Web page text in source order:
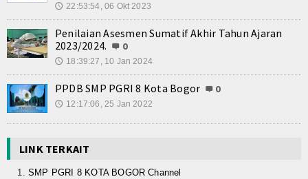
🕔 22:53:54, 06 Okt 2023
Penilaian Asesmen Sumatif Akhir Tahun Ajaran
2023/2024.
0
🕔 18:39:27, 10 Jan 2024
PPDB SMP PGRI 8 Kota Bogor 0
🕔 12:17:06, 25 Jan 2022
LINK TERKAIT
SMP PGRI 8 KOTA BOGOR Channel